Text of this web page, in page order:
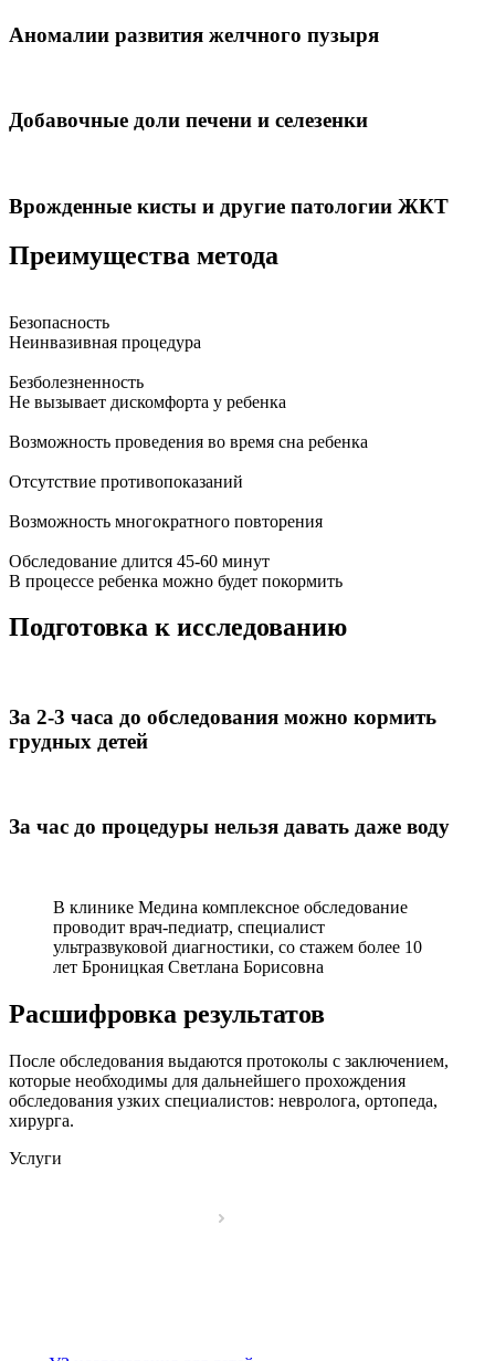
Аномалии развития желчного пузыря
Добавочные доли печени и селезенки
Врожденные кисты и другие патологии ЖКТ
Преимущества метода
Безопасность
Неинвазивная процедура
Безболезненность
Не вызывает дискомфорта у ребенка
Возможность проведения во время сна ребенка
Отсутствие противопоказаний
Возможность многократного повторения
Обследование длится 45-60 минут
В процессе ребенка можно будет покормить
Подготовка к исследованию
За 2-3 часа до обследования можно кормить
грудных детей
За час до процедуры нельзя давать даже воду
В клинике Медина комплексное обследование
проводит врач-педиатр, специалист
ультразвуковой диагностики, со стажем более 10
лет Броницкая Светлана Борисовна
Расшифровка результатов
После обследования выдаются протоколы с заключением,
которые необходимы для дальнейшего прохождения
обследования узких специалистов: невролога, ортопеда,
хирурга.
Услуги